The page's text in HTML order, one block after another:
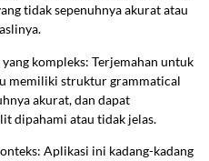
tidak sepenuhnya akurat atau
kompleks: Terjemahan untuk
memiliki struktur grammatical
akurat, dan dapat
dipahami atau tidak jelas.
Aplikasi ini kadang-kadang